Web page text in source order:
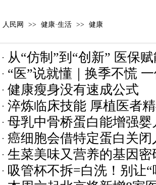
人民网 >> 健康·生活 >> 健康
从“仿制”到“创新” 医保
“医”说就懂｜换季不慌
健康瘦身没有速成公式
淬炼临床技能 厚植医者
母乳中骨桥蛋白能增强婴
癌细胞会借特定蛋白关
生菜美味又营养的基因密
吸管杯不拆=白洗！别让